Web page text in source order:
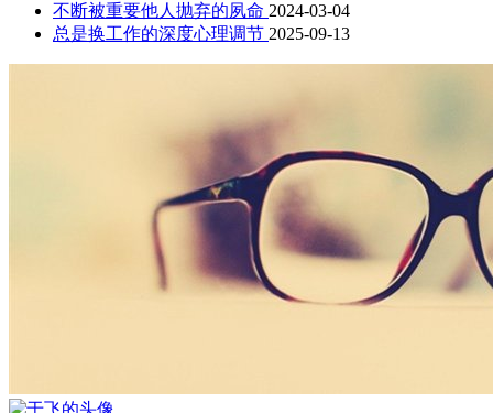
不断被重要他人抛弃的夙命 2024-03-04
总是换工作的深度心理调节 2025-09-13